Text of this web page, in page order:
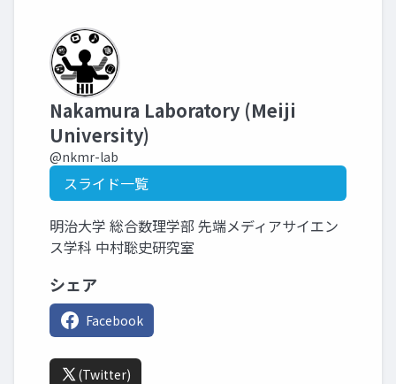
Nakamura Laboratory (Meiji
University)
@nkmr-lab
スライド一覧
明治大学 総合数理学部 先端メディアサイエン
ス学科 中村聡史研究室
シェア
Facebook
(Twitter)